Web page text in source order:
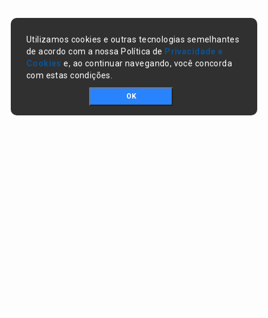
Utilizamos cookies e outras tecnologias semelhantes
de acordo com a nossa Política de Privacidade e
Cookies e, ao continuar navegando, você concorda
com estas condições.
OK